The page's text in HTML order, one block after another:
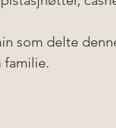
som delte
familie.